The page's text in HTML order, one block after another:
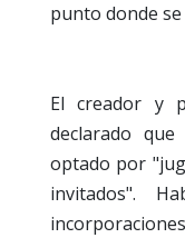
punto donde se
El creador y
declarado
optado por
invitados".